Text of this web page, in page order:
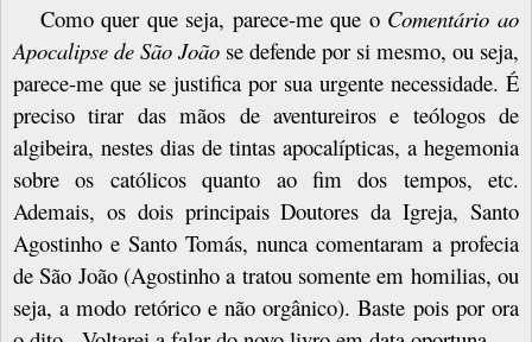
Como quer que seja, parece-me que o Comentário ao
Apocalipse de São João se defende por si mesmo, ou seja,
parece-me que se justifica por sua urgente necessidade. É
preciso tirar das mãos de aventureiros e teólogos de
algibeira, nestes dias de tintas apocalípticas, a hegemonia
sobre os católicos quanto ao fim dos tempos, etc.
Ademais, os dois principais Doutores da Igreja, Santo
Agostinho e Santo Tomás, nunca comentaram a profecia
de São João (Agostinho a tratou somente em homilias, ou
seja, a modo retórico e não orgânico). Baste pois por ora